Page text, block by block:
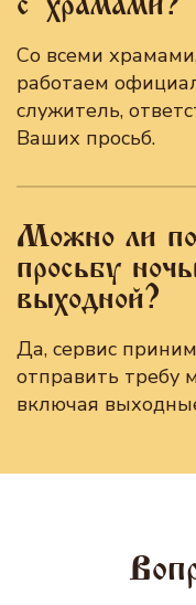
Со всеми
работаем
служитель,
Ваших просьб.
Можно ли
просьбу
выходной?
Да, сервис
отправить требу
включая